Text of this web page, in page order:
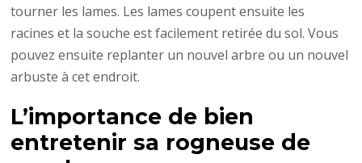
tourner les lames. Les lames coupent ensuite les
racines et la souche est facilement retirée du sol. Vous
pouvez ensuite replanter un nouvel arbre ou un nouvel
arbuste à cet endroit.
L’importance de bien
entretenir sa rogneuse de